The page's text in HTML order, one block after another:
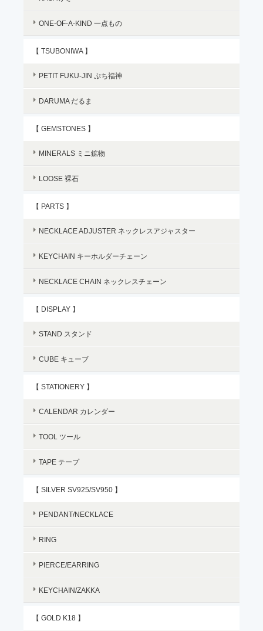
ONE-OF-A-KIND 一点もの
【 TSUBONIWA 】
PETIT FUKU-JIN ぷち福神
DARUMA だるま
【 GEMSTONES 】
MINERALS ミニ鉱物
LOOSE 裸石
【 PARTS 】
NECKLACE ADJUSTER ネックレスアジャスター
KEYCHAIN キーホルダーチェーン
NECKLACE CHAIN ネックレスチェーン
【 DISPLAY 】
STAND スタンド
CUBE キューブ
【 STATIONERY 】
CALENDAR カレンダー
TOOL ツール
TAPE テープ
【 SILVER SV925/SV950 】
PENDANT/NECKLACE
RING
PIERCE/EARRING
KEYCHAIN/ZAKKA
【 GOLD K18 】